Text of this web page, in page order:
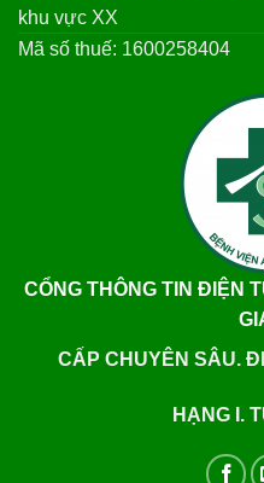
khu vực XX
Mã số thuế: 1600258404
CỔNG THÔNG TIN ĐIỆN
CẤP CHUYÊN SÂU.
HẠNG I.